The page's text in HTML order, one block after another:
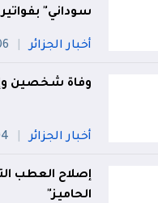
سوداني" بفواتير
أخبار الجزائر 06
وفاة شخصين وإصابة 3 آخرين في حادث
أخبار الجزائر 04
إصلاح العطب
الحاميز"